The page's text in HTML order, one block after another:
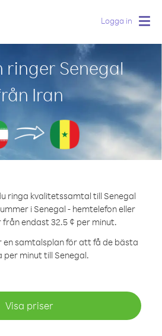
Logga in
ringer Senegal
Iran
ringa kvalitetssamtal till Senegal
i Senegal - hemtelefon eller
endast 32.5 ¢ per minut.
en samtalsplan för att få de bästa
per minut till Senegal.
Visa priser